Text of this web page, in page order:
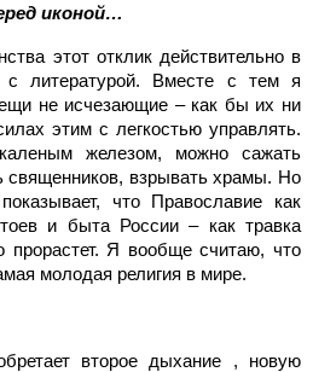
иконой…
этот отклик действительно в
с литературой. Вместе с тем я
не исчезающие – как бы их ни
этим с легкостью управлять.
железом, можно сажать
взрывать храмы. Но
что Православие как
и быта России – как травка
прорастет. Я вообще считаю, что
молодая религия в мире.
второе дыхание , новую